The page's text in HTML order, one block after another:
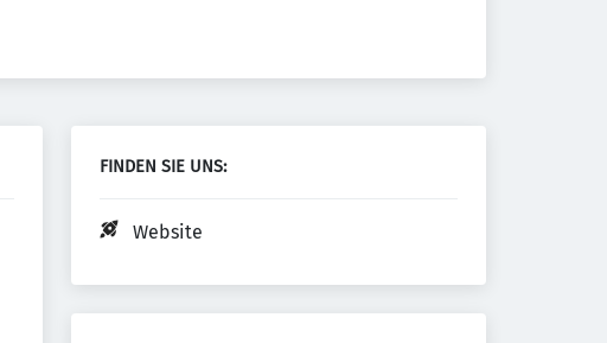
FINDEN SIE UNS:
Website